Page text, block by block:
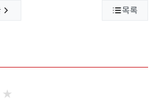
목록
★